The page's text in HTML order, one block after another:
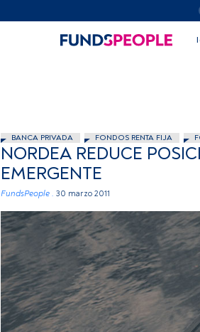
BANCA PRIVADA FONDOS RENTA FIJA
NORDEA REDUCE
EMERGENTE
FundsPeople . 30 marzo 2011